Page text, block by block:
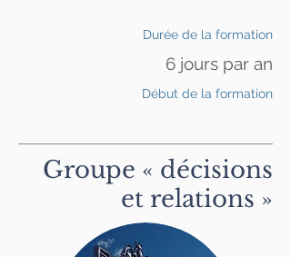
Durée de la formation
6 jours par an
Début de la formation
Groupe « décisions
et relations »